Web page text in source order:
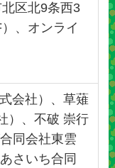
区北9条西3
、オンライ
会社）、草薙
）、不破 崇行
同会社東雲
さいち合同